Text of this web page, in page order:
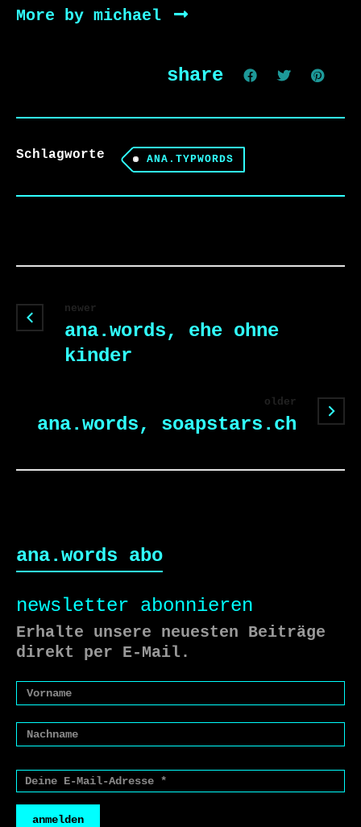
More by michael
share
Schlagworte ANA.TYPWORDS
newer
ana.words, ehe ohne
kinder
older
ana.words, soapstars.ch
ana.words abo
newsletter abonnieren
Erhalte unsere neuesten Beiträge
direkt per E-Mail.
anmelden